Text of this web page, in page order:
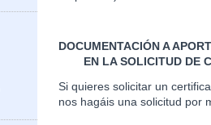
DOCUMENTACIÓN A
EN LA SOLICITUD DE
Si quieres solicitar un
nos hagáis una solicitud por